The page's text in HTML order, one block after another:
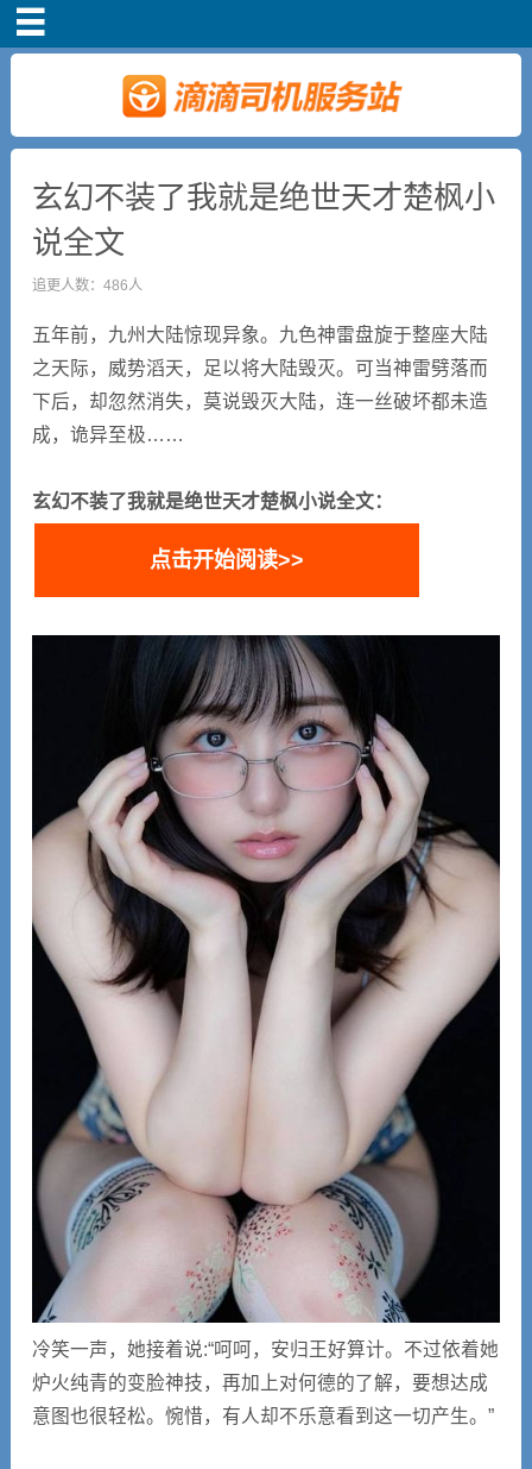
司机注册
新手指导
奖励政策
滴滴车主司机端下
载
小说短剧
玄幻不装了我就是绝世天才楚枫小
说全文
追更人数：486人
五年前，九州大陆惊现异象。九色神雷盘旋于整座大陆
之天际，威势滔天，足以将大陆毁灭。可当神雷劈落而
下后，却忽然消失，莫说毁灭大陆，连一丝破坏都未造
成，诡异至极……
玄幻不装了我就是绝世天才楚枫小说全文：
点击开始阅读>>
冷笑一声，她接着说:“呵呵，安归王好算计。不过依着她
炉火纯青的变脸神技，再加上对何德的了解，要想达成
意图也很轻松。惋惜，有人却不乐意看到这一切产生。”